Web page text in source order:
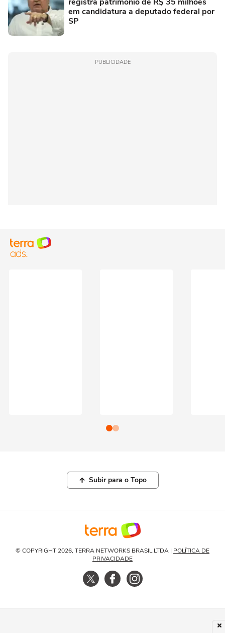
em candidatura a deputado federal por
SP
PUBLICIDADE
Subir para o Topo
© COPYRIGHT 2026, TERRA NETWORKS BRASIL LTDA | POLÍTICA DE
PRIVACIDADE